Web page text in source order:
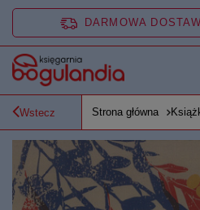
DARMOWA
Wstecz Strona główna